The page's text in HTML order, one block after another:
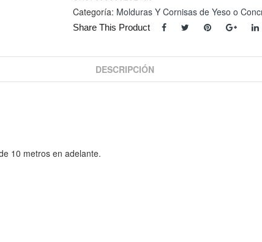
Categoría: Molduras Y Cornisas de Yeso o
Share This Product
DESCRIPCIÓN
10 metros en adelante.